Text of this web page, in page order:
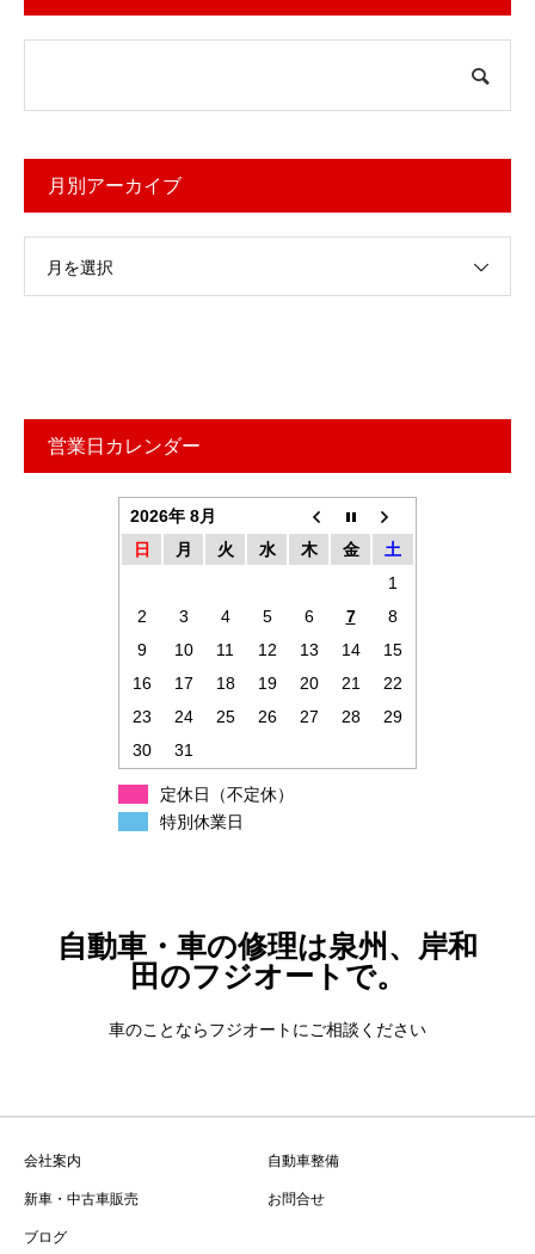
月別アーカイブ
月を選択
営業日カレンダー
2026年 8月
日
月 火 水 木 金
土
1
2
3 4 5 6 7
8
9
10 11 12 13 14
15
16
17 18 19 20 21
22
23
24 25 26 27 28
29
30
31
定休日（不定休）
特別休業日
自動車・車の修理は泉州、岸和
田のフジオートで。
車のことならフジオートにご相談ください
会社案内 自動車整備
新車・中古車販売 お問合せ
ブログ